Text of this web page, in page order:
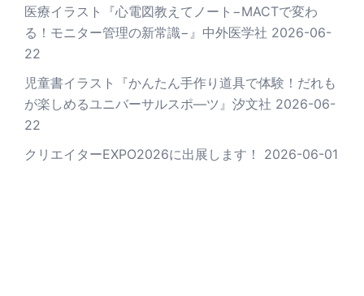
医療イラスト『心電図教えてノート−MACTで変わ
る！モニター管理の新常識−』中外医学社 2026-06-
22
児童書イラスト『かんたん手作り道具で体験！だれも
が楽しめるユニバーサルスポ―ツ』汐文社 2026-06-
22
クリエイターEXPO2026に出展します！
2026-06-01